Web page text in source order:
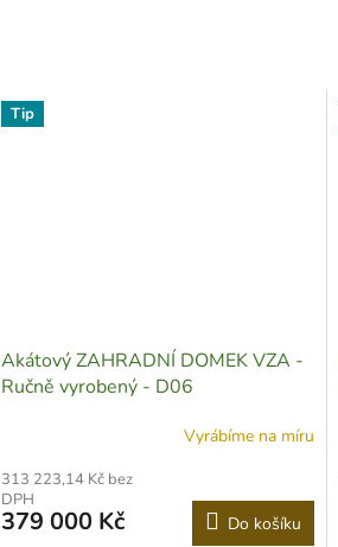
Tip
Akátový ZAHRADNÍ DOMEK VZA -
Ručně vyrobený - D06
Vyrábíme na míru
313 223,14 Kč bez
DPH
379 000 Kč Do košíku